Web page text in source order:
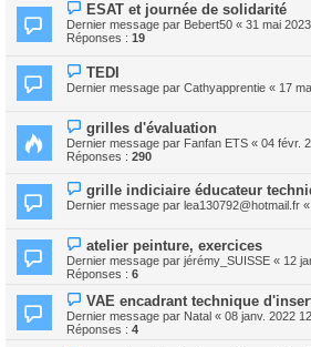
ESAT et journée de solidarité
Dernier message par Bebert50 « 31 mai
Réponses : 19
TEDI
Dernier message par Cathyapprentie « 17
grilles d'évaluation
Dernier message par Fanfan ETS « 04 févr.
Réponses : 290
grille indiciaire éducateur
Dernier message par lea130792@hotmail.fr «
atelier peinture, exercices
Dernier message par jérémy_SUISSE « 12
Réponses : 6
VAE encadrant technique
Dernier message par Natal « 08 janv. 2022
Réponses : 4